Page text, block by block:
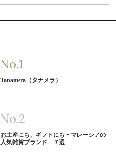
Tanamera（タナメラ）
お土産にも、ギフトにも ｰ マレーシアの
人気雑貨ブランド ７選